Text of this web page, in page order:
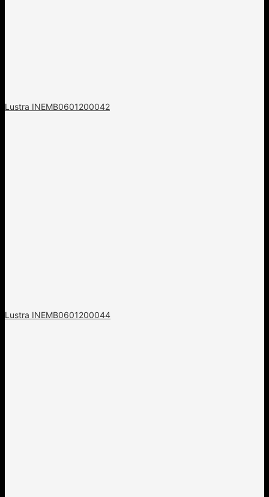
Lustra INEMB0601200042
Lustra INEMB0601200044